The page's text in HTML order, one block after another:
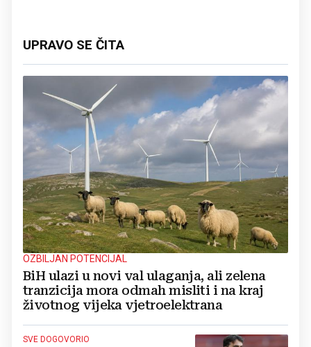
UPRAVO SE ČITA
OZBILJAN POTENCIJAL
BiH ulazi u novi val ulaganja, ali zelena
tranzicija mora odmah misliti i na kraj
životnog vijeka vjetroelektrana
SVE DOGOVORIO